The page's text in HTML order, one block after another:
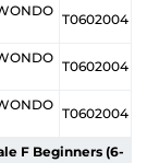
T0602004
T0602004
T0602004
F Beginners (6-